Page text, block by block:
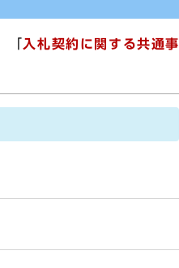
「 入札契約に関する共通事